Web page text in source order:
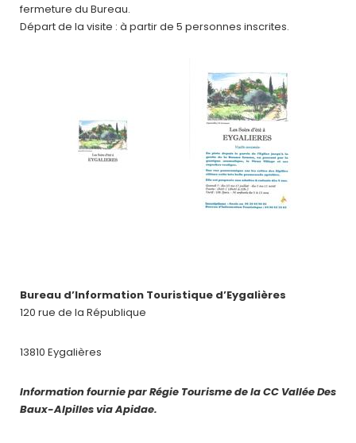
fermeture du Bureau.
Départ de la visite : à partir de 5 personnes inscrites.
Bureau d’Information Touristique d’Eygalières
120 rue de la République
13810 Eygalières
Information fournie par Régie Tourisme de la CC Vallée Des
Baux-Alpilles via Apidae.